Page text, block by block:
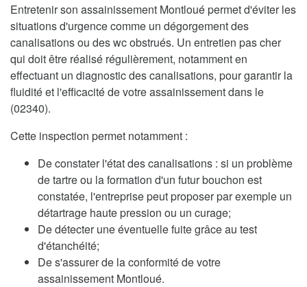
Entretenir son assainissement Montloué permet d'éviter les
situations d'urgence comme un dégorgement des
canalisations ou des wc obstrués. Un entretien pas cher
qui doit être réalisé régulièrement, notamment en
effectuant un diagnostic des canalisations, pour garantir la
fluidité et l'efficacité de votre assainissement dans le
(02340).
Cette inspection permet notamment :
De constater l'état des canalisations : si un problème
de tartre ou la formation d'un futur bouchon est
constatée, l'entreprise peut proposer par exemple un
détartrage haute pression ou un curage;
De détecter une éventuelle fuite grâce au test
d'étanchéité;
De s'assurer de la conformité de votre
assainissement Montloué.